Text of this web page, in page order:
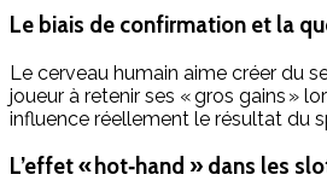
Le biais de confirmation et la
Le cerveau humain aime créer du
joueur à retenir ses « gros gains »
influence réellement le résultat du
L’effet « hot‑hand » dans les